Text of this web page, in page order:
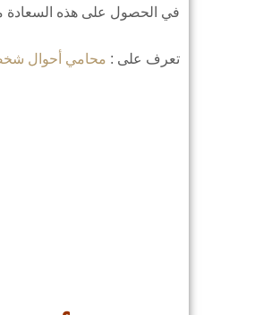
في الحصول على هذه السعادة من
تعرف على : محامي أحوال